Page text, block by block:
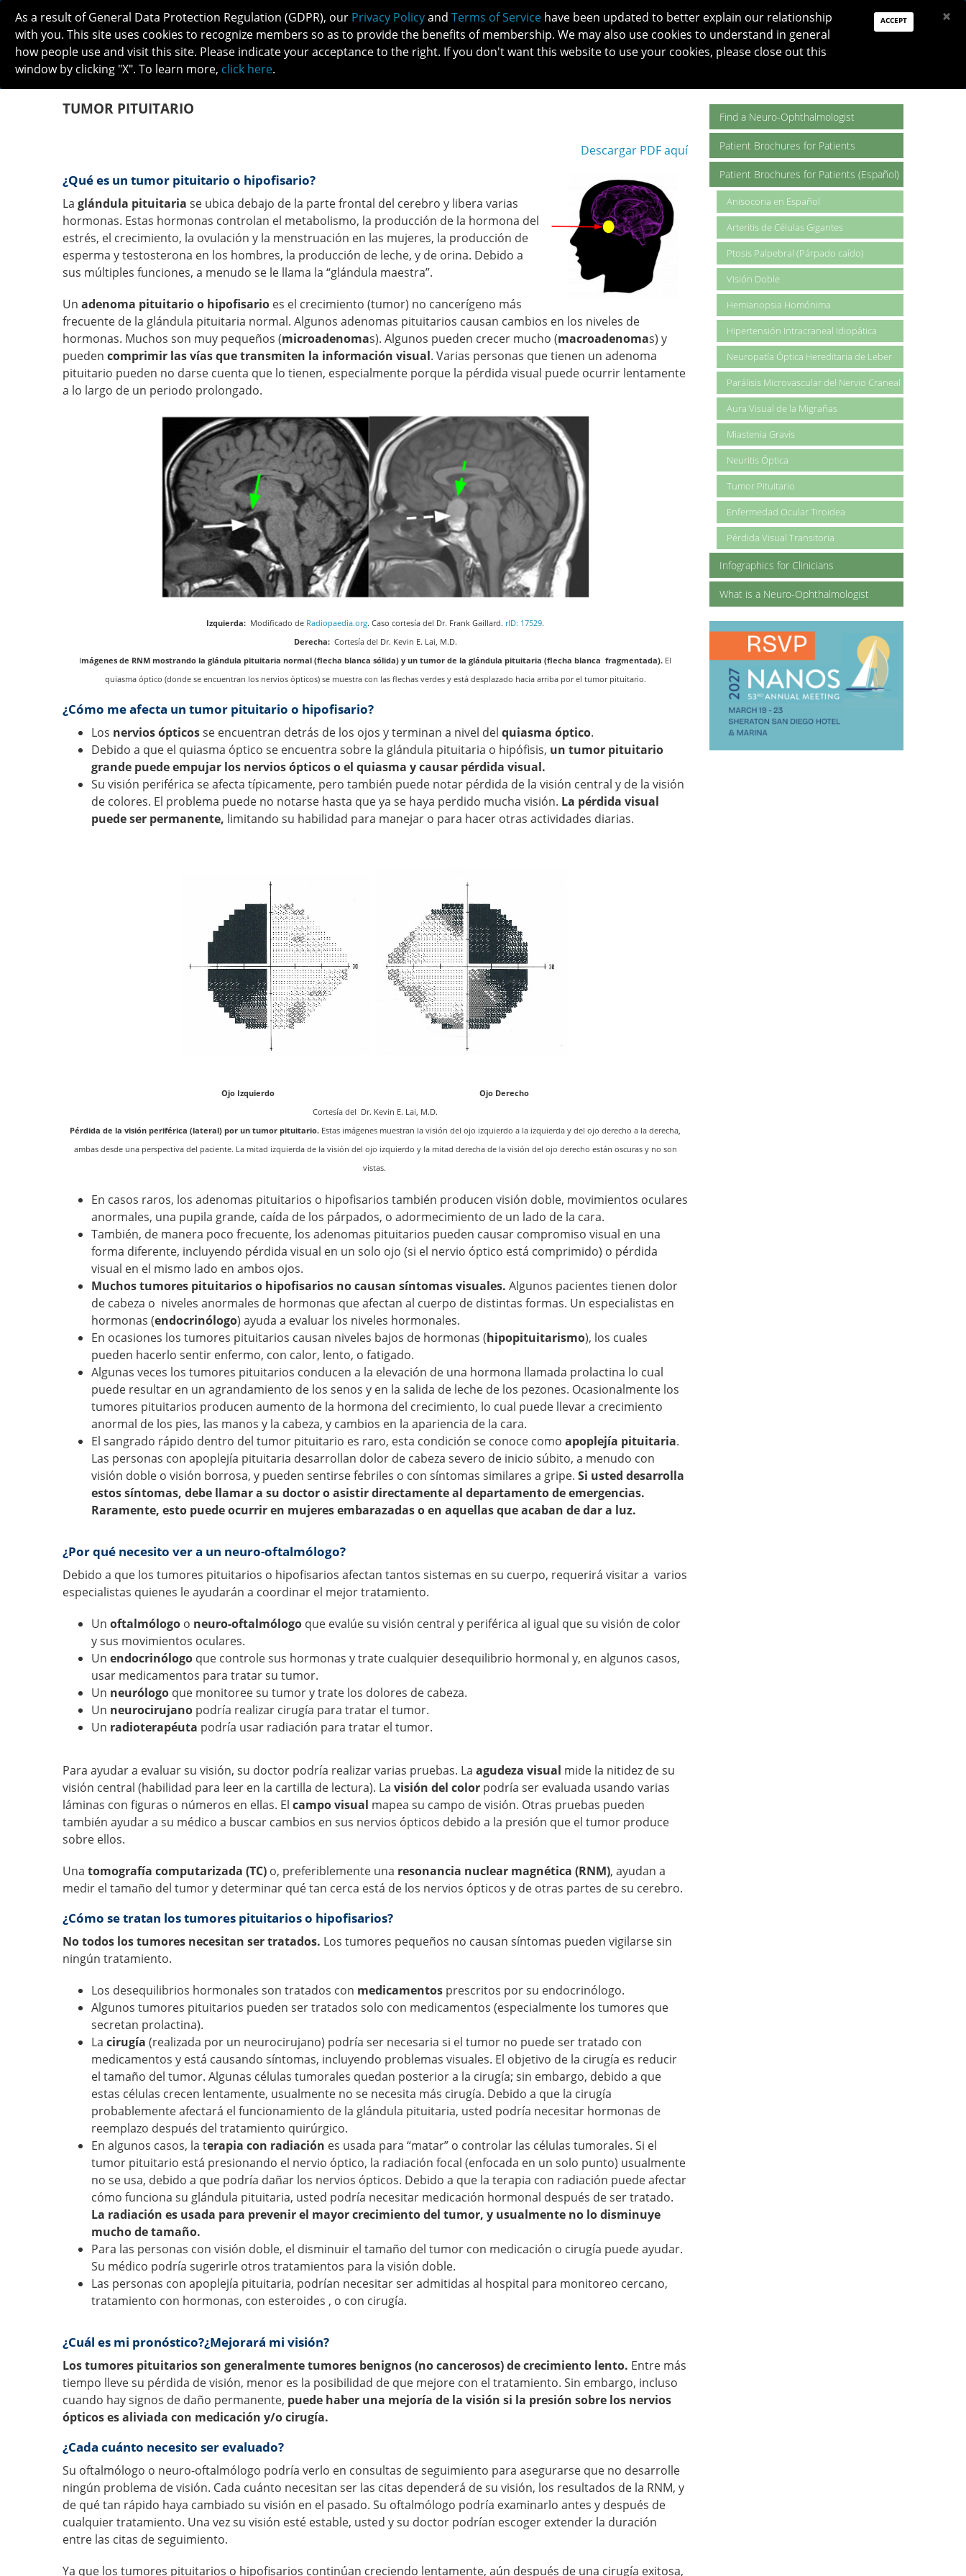
PAY DUES JOIN DONATE
ABOUT MEETINGS
TUMOR PITUITARIO
Descargar PDF aquí
¿Qué es un tumor pituitario o hipofisario?
La glándula pituitaria se ubica debajo de la parte frontal del cerebro y libera varias
hormonas. Estas hormonas controlan el metabolismo, la producción de la hormona del
estrés, el crecimiento, la ovulación y la menstruación en las mujeres, la producción de
esperma y testosterona en los hombres, la producción de leche, y de orina. Debido a
sus múltiples funciones, a menudo se le llama la “glándula maestra”.
Un adenoma pituitario o hipofisario es el crecimiento (tumor) no cancerígeno más
frecuente de la glándula pituitaria normal. Algunos adenomas pituitarios causan cambios en los niveles de
hormonas. Muchos son muy pequeños (microadenomas). Algunos pueden crecer mucho (macroadenomas) y
pueden comprimir las vías que transmiten la información visual. Varias personas que tienen un adenoma
pituitario pueden no darse cuenta que lo tienen, especialmente porque la pérdida visual puede ocurrir lentamente
a lo largo de un periodo prolongado.
Izquierda: Modificado de Radiopaedia.org. Caso cortesía del Dr. Frank Gaillard. rID: 17529.
Derecha:Cortesía del Dr. Kevin E. Lai, M.D.
Imágenes de RNM mostrando la glándula pituitaria normal (flecha blanca sólida) y un tumor de la glándula pituitaria (flecha blanca fragmentada). El
quiasma óptico (donde se encuentran los nervios ópticos) se muestra con las flechas verdes y está desplazado hacia arriba por el tumor pituitario.
¿Cómo me afecta un tumor pituitario o hipofisario?
Los nervios ópticosse encuentran detrás de los ojos y terminan a nivel del quiasma óptico.
Debido a que el quiasma óptico se encuentra sobre la glándula pituitaria o hipófisis, un tumor pituitario
grande puede empujar los nervios ópticos o el quiasma y causar pérdida visual.
Su visión periférica se afecta típicamente, pero también puede notar pérdida de la visión central y de la visión
de colores. El problema puede no notarse hasta que ya se haya perdido mucha visión. La pérdida visual
puede ser permanente, limitando su habilidad para manejar o para hacer otras actividades diarias.
Ojo Izquierdo Ojo Derecho
Cortesía del Dr. Kevin E. Lai, M.D.
Pérdida de la visión periférica (lateral) por un tumor pituitario. Estas imágenes muestran la visión del ojo izquierdo a la izquierda y del ojo derecho a la derecha,
ambas desde una perspectiva del paciente. La mitad izquierda de la visión del ojo izquierdo y la mitad derecha de la visión del ojo derecho están oscuras y no son
vistas.
En casos raros, los adenomas pituitarios o hipofisarios también producen visión doble, movimientos oculares
anormales, una pupila grande, caída de los párpados, o adormecimiento de un lado de la cara.
También, de manera poco frecuente, los adenomas pituitarios pueden causar compromiso visual en una
forma diferente, incluyendo pérdida visual en un solo ojo (si el nervio óptico está comprimido) o pérdida
visual en el mismo lado en ambos ojos.
Muchos tumores pituitarios o hipofisarios no causan síntomas visuales. Algunos pacientes tienen dolor
de cabeza o niveles anormales de hormonas que afectan al cuerpo de distintas formas. Un especialistas en
hormonas (endocrinólogo) ayuda a evaluar los niveles hormonales.
En ocasiones los tumores pituitarios causan niveles bajos de hormonas (hipopituitarismo), los cuales
pueden hacerlo sentir enfermo, con calor, lento, o fatigado.
Algunas veces los tumores pituitarios conducen a la elevación de una hormona llamada prolactina lo cual
puede resultar en un agrandamiento de los senos y en la salida de leche de los pezones. Ocasionalmente los
tumores pituitarios producen aumento de la hormona del crecimiento, lo cual puede llevar a crecimiento
anormal de los pies, las manos y la cabeza, y cambios en la apariencia de la cara.
El sangrado rápido dentro del tumor pituitario es raro, esta condición se conoce como apoplejía pituitaria.
Las personas con apoplejía pituitaria desarrollan dolor de cabeza severo de inicio súbito, a menudo con
visión doble o visión borrosa, y pueden sentirse febriles o con síntomas similares a gripe. Si usted desarrolla
estos síntomas, debe llamar a su doctor o asistir directamente al departamento de emergencias.
Raramente, esto puede ocurrir en mujeres embarazadas o en aquellas que acaban de dar a luz.
¿Por qué necesito ver a un neuro-oftalmólogo?
Debido a que los tumores pituitarios o hipofisarios afectan tantos sistemas en su cuerpo, requerirá visitar a varios
especialistas quienes le ayudarán a coordinar el mejor tratamiento.
Un oftalmólogo o neuro-oftalmólogo que evalúe su visión central y periférica al igual que su visión de color
y sus movimientos oculares.
Un endocrinólogo que controle sus hormonas y trate cualquier desequilibrio hormonal y, en algunos casos,
usar medicamentos para tratar su tumor.
Un neurólogo que monitoree su tumor y trate los dolores de cabeza.
Un neurocirujano podría realizar cirugía para tratar el tumor.
Un radioterapéuta podría usar radiación para tratar el tumor.
Para ayudar a evaluar su visión, su doctor podría realizar varias pruebas. La agudeza visual mide la nitidez de su
visión central (habilidad para leer en la cartilla de lectura). La visión del color podría ser evaluada usando varias
láminas con figuras o números en ellas. El campo visual mapea su campo de visión. Otras pruebas pueden
también ayudar a su médico a buscar cambios en sus nervios ópticos debido a la presión que el tumor produce
sobre ellos.
Una tomografía computarizada (TC) o, preferiblemente una resonancia nuclear magnética (RNM), ayudan a
medir el tamaño del tumor y determinar qué tan cerca está de los nervios ópticos y de otras partes de su cerebro.
¿Cómo se tratan los tumores pituitarios o hipofisarios?
No todos los tumores necesitan ser tratados. Los tumores pequeños no causan síntomas pueden vigilarse sin
ningún tratamiento.
Los desequilibrios hormonales son tratados con medicamentos prescritos por su endocrinólogo.
Algunos tumores pituitarios pueden ser tratados solo con medicamentos (especialmente los tumores que
secretan prolactina).
La cirugía (realizada por un neurocirujano) podría ser necesaria si el tumor no puede ser tratado con
medicamentos y está causando síntomas, incluyendo problemas visuales. El objetivo de la cirugía es reducir
el tamaño del tumor. Algunas células tumorales quedan posterior a la cirugía; sin embargo, debido a que
estas células crecen lentamente, usualmente no se necesita más cirugía. Debido a que la cirugía
probablemente afectará el funcionamiento de la glándula pituitaria, usted podría necesitar hormonas de
reemplazo después del tratamiento quirúrgico.
En algunos casos, la terapia con radiación es usada para “matar” o controlar las células tumorales. Si el
tumor pituitario está presionando el nervio óptico, la radiación focal (enfocada en un solo punto) usualmente
no se usa, debido a que podría dañar los nervios ópticos. Debido a que la terapia con radiación puede afectar
cómo funciona su glándula pituitaria, usted podría necesitar medicación hormonal después de ser tratado.
La radiación es usada para prevenir el mayor crecimiento del tumor, y usualmente no lo disminuye
mucho de tamaño.
Para las personas con visión doble, el disminuir el tamaño del tumor con medicación o cirugía puede ayudar.
Su médico podría sugerirle otros tratamientos para la visión doble.
Las personas con apoplejía pituitaria, podrían necesitar ser admitidas al hospital para monitoreo cercano,
tratamiento con hormonas, con esteroides , o con cirugía.
¿Cuál es mi pronóstico?¿Mejorará mi visión?
Los tumores pituitarios son generalmente tumores benignos (no cancerosos) de crecimiento lento. Entre más
tiempo lleve su pérdida de visión, menor es la posibilidad de que mejore con el tratamiento. Sin embargo, incluso
cuando hay signos de daño permanente, puede haber una mejoría de la visión si la presión sobre los nervios
ópticos es aliviada con medicación y/o cirugía.
¿Cada cuánto necesito ser evaluado?
Su oftalmólogo o neuro-oftalmólogo podría verlo en consultas de seguimiento para asegurarse que no desarrolle
ningún problema de visión. Cada cuánto necesitan ser las citas dependerá de su visión, los resultados de la RNM, y
de qué tan rápido haya cambiado su visión en el pasado. Su oftalmólogo podría examinarlo antes y después de
cualquier tratamiento. Una vez su visión esté estable, usted y su doctor podrían escoger extender la duración
entre las citas de seguimiento.
Ya que los tumores pituitarios o hipofisarios continúan creciendo lentamente, aún después de una cirugía exitosa,
Find a Neuro-Ophthalmologist
Patient Brochures for Patients
Patient Brochures for Patients (Español)
Anisocoria en Español
Arteritis de Células Gigantes
Ptosis Palpebral (Párpado caído)
Visión Doble
Hemianopsia Homónima
Hipertensión Intracraneal Idiopática
Neuropatía Óptica Hereditaria de Leber
Parálisis Microvascular del Nervio Craneal
Aura Visual de la Migrañas
Miastenia Gravis
Neuritis Óptica
Tumor Pituitario
Enfermedad Ocular Tiroidea
Pérdida Visual Transitoria
Infographics for Clinicians
What is a Neuro-Ophthalmologist
As a result of General Data Protection Regulation (GDPR), our Privacy Policyand Terms of Service have been updated to better explain our relationship
with you. This site uses cookies to recognize members so as to provide the benefits of membership. We may also use cookies to understand in general
how people use and visit this site. Please indicate your acceptance to the right. If you don't want this website to use your cookies, please close out this
window by clicking "X". To learn more, click here.
ACCEPT ×